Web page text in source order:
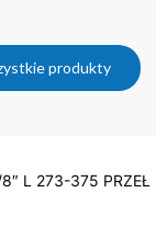
produkty
L 273-375 PRZEŁ